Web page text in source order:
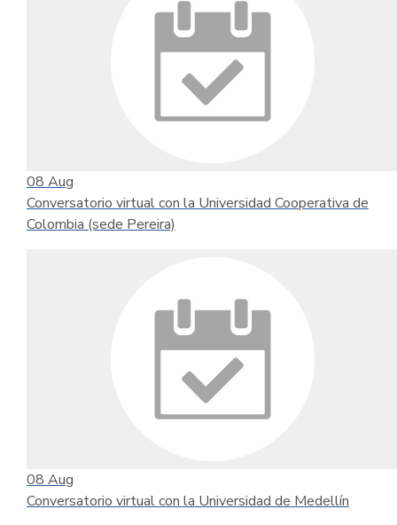
08 Aug
Conversatorio virtual con la Universidad Cooperativa de
Colombia (sede Pereira)
08 Aug
Conversatorio virtual con la Universidad de Medellín